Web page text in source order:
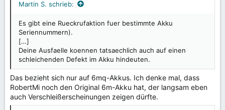
Martin S. schrieb:
Es gibt eine Rueckrufaktion fuer bestimmte Akku
Seriennummern).
[…]
Deine Ausfaelle koennen tatsaechlich auch auf einen
schleichenden Defekt im Akku hindeuten.
Das bezieht sich nur auf 6mq-Akkus. Ich denke mal, dass
RobertMi noch den Original 6m-Akku hat, der langsam eben
auch Verschleißerscheinungen zeigen dürfte.